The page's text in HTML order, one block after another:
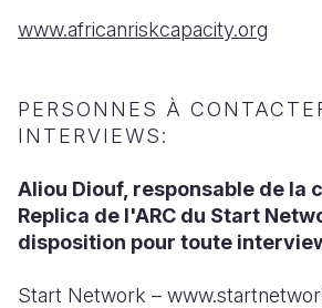
www.africanriskcapacity.org
PERSONNES À
INTERVIEWS:
Aliou Diouf, responsable de la
Replica de l'ARC du Start
disposition pour toute
Start Network –